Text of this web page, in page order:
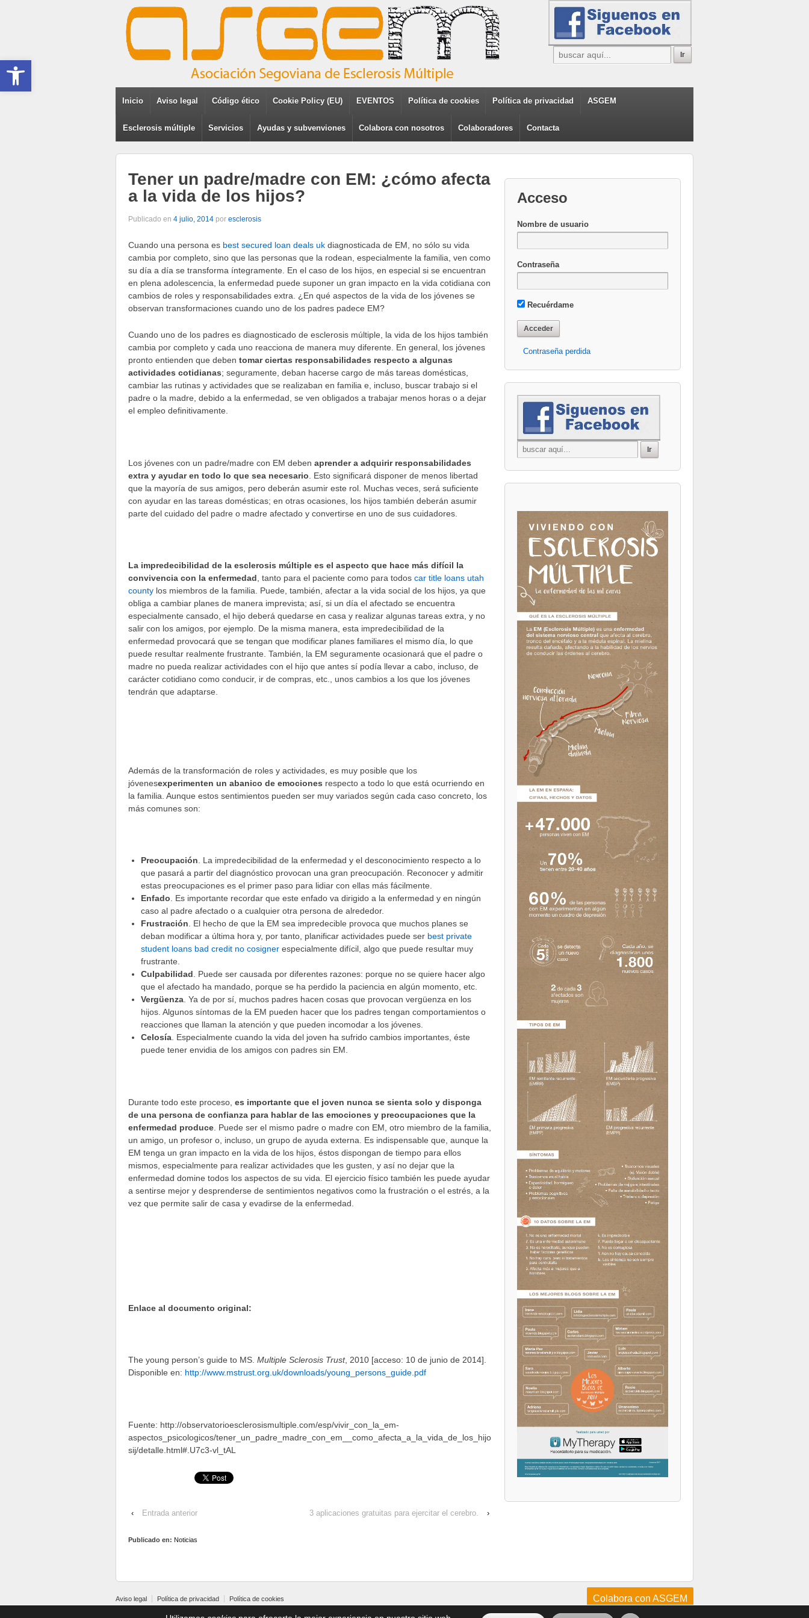
Abrir barra de herramientas
Inicio Aviso legal Código ético Cookie Policy (EU) EVENTOS Política de cookies Política de privacidad ASGEM
Esclerosis múltiple Servicios Ayudas y subvenviones Colabora con nosotros Colaboradores Contacta
Tener un padre/madre con EM: ¿cómo afecta
a la vida de los hijos?
Publicado en 4 julio, 2014 por esclerosis
Cuando una persona es best secured loan deals uk diagnosticada de EM, no sólo su vida
cambia por completo, sino que las personas que la rodean, especialmente la familia, ven como
su día a día se transforma íntegramente. En el caso de los hijos, en especial si se encuentran
en plena adolescencia, la enfermedad puede suponer un gran impacto en la vida cotidiana con
cambios de roles y responsabilidades extra. ¿En qué aspectos de la vida de los jóvenes se
observan transformaciones cuando uno de los padres padece EM?
Cuando uno de los padres es diagnosticado de esclerosis múltiple, la vida de los hijos también
cambia por completo y cada uno reacciona de manera muy diferente. En general, los jóvenes
pronto entienden que deben tomar ciertas responsabilidades respecto a algunas
actividades cotidianas; seguramente, deban hacerse cargo de más tareas domésticas,
cambiar las rutinas y actividades que se realizaban en familia e, incluso, buscar trabajo si el
padre o la madre, debido a la enfermedad, se ven obligados a trabajar menos horas o a dejar
el empleo definitivamente.
Los jóvenes con un padre/madre con EM deben aprender a adquirir responsabilidades
extra y ayudar en todo lo que sea necesario . Esto significará disponer de menos libertad
que la mayoría de sus amigos, pero deberán asumir este rol. Muchas veces, será suficiente
con ayudar en las tareas domésticas; en otras ocasiones, los hijos también deberán asumir
parte del cuidado del padre o madre afectado y convertirse en uno de sus cuidadores.
La impredecibilidad de la esclerosis múltiple es el aspecto que hace más difícil la
convivencia con la enfermedad, tanto para el paciente como para todos car title loans utah
county los miembros de la familia. Puede, también, afectar a la vida social de los hijos, ya que
obliga a cambiar planes de manera imprevista; así, si un día el afectado se encuentra
especialmente cansado, el hijo deberá quedarse en casa y realizar algunas tareas extra, y no
salir con los amigos, por ejemplo. De la misma manera, esta impredecibilidad de la
enfermedad provocará que se tengan que modificar planes familiares el mismo día, lo que
puede resultar realmente frustrante. También, la EM seguramente ocasionará que el padre o
madre no pueda realizar actividades con el hijo que antes sí podía llevar a cabo, incluso, de
carácter cotidiano como conducir, ir de compras, etc., unos cambios a los que los jóvenes
tendrán que adaptarse.
Además de la transformación de roles y actividades, es muy posible que los
jóvenesexperimenten un abanico de emociones respecto a todo lo que está ocurriendo en
la familia. Aunque estos sentimientos pueden ser muy variados según cada caso concreto, los
más comunes son:
Preocupación. La impredecibilidad de la enfermedad y el desconocimiento respecto a lo
que pasará a partir del diagnóstico provocan una gran preocupación. Reconocer y admitir
estas preocupaciones es el primer paso para lidiar con ellas más fácilmente.
Enfado. Es importante recordar que este enfado va dirigido a la enfermedad y en ningún
caso al padre afectado o a cualquier otra persona de alrededor.
Frustración. El hecho de que la EM sea impredecible provoca que muchos planes se
deban modificar a última hora y, por tanto, planificar actividades puede ser best private
student loans bad credit no cosigner especialmente difícil, algo que puede resultar muy
frustrante.
Culpabilidad. Puede ser causada por diferentes razones: porque no se quiere hacer algo
que el afectado ha mandado, porque se ha perdido la paciencia en algún momento, etc.
Vergüenza. Ya de por sí, muchos padres hacen cosas que provocan vergüenza en los
hijos. Algunos síntomas de la EM pueden hacer que los padres tengan comportamientos o
reacciones que llaman la atención y que pueden incomodar a los jóvenes.
Celosía. Especialmente cuando la vida del joven ha sufrido cambios importantes, éste
puede tener envidia de los amigos con padres sin EM.
Durante todo este proceso, es importante que el joven nunca se sienta solo y disponga
de una persona de confianza para hablar de las emociones y preocupaciones que la
enfermedad produce . Puede ser el mismo padre o madre con EM, otro miembro de la familia,
un amigo, un profesor o, incluso, un grupo de ayuda externa. Es indispensable que, aunque la
EM tenga un gran impacto en la vida de los hijos, éstos dispongan de tiempo para ellos
mismos, especialmente para realizar actividades que les gusten, y así no dejar que la
enfermedad domine todos los aspectos de su vida. El ejercicio físico también les puede ayudar
a sentirse mejor y desprenderse de sentimientos negativos como la frustración o el estrés, a la
vez que permite salir de casa y evadirse de la enfermedad.
Enlace al documento original:
The young person’s guide to MS. Multiple Sclerosis Trust, 2010 [acceso: 10 de junio de 2014].
Disponible en: http://www.mstrust.org.uk/downloads/young_persons_guide.pdf
Fuente: http://observatorioesclerosismultiple.com/esp/vivir_con_la_em-
aspectos_psicologicos/tener_un_padre_madre_con_em__como_afecta_a_la_vida_de_los_hijo
sij/detalle.html#.U7c3-vl_tAL
‹ Entrada anterior 3 aplicaciones gratuitas para ejercitar el cerebro. ›
Publicado en: Noticias
Acceso
Nombre de usuario
Contraseña
Recuérdame
Contraseña perdida
Aviso legal Política de privacidad Política de cookies Colabora con ASGEM